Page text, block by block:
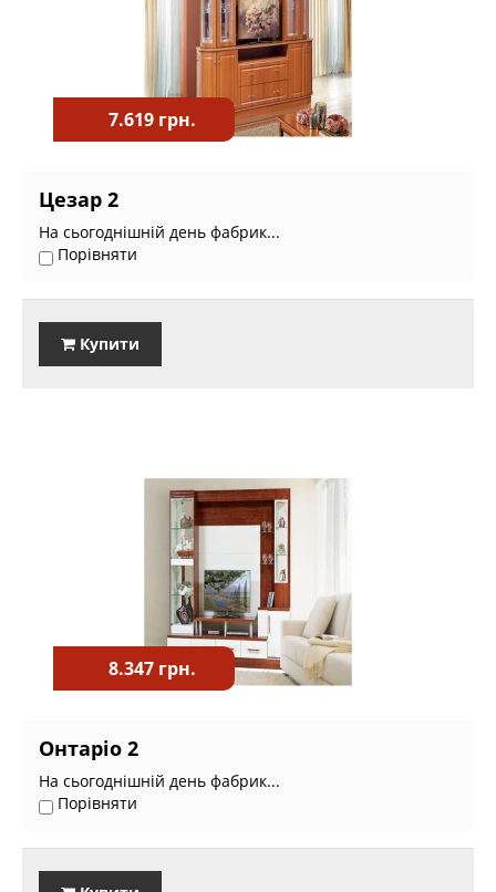
7.619 грн.
Цезар 2
На сьогоднішній день фабрик...
Порівняти
Купити
8.347 грн.
Онтаріо 2
На сьогоднішній день фабрик...
Порівняти